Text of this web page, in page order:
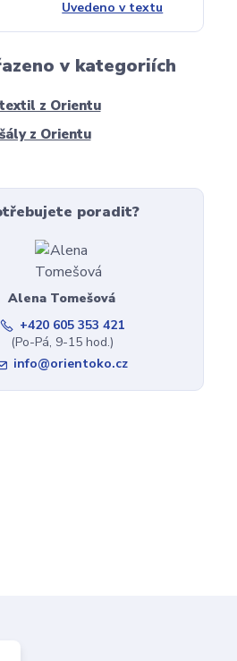
Uvedeno v textu
v kategoriích
z Orientu
z Orientu
poradit?
Alena Tomešová
+420 605 353 421
(Po-Pá, 9-15 hod.)
info@orientoko.cz